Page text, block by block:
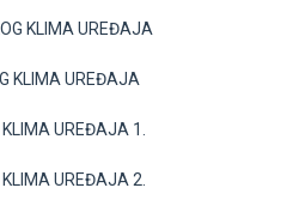
KLIMA UREĐAJA
KLIMA UREĐAJA
UREĐAJA 1.
UREĐAJA 2.